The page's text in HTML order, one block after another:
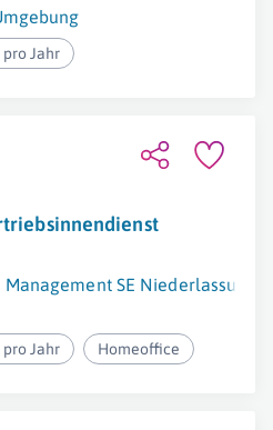
pro Jahr
SE Niederlassung
pro Jahr Homeoffice